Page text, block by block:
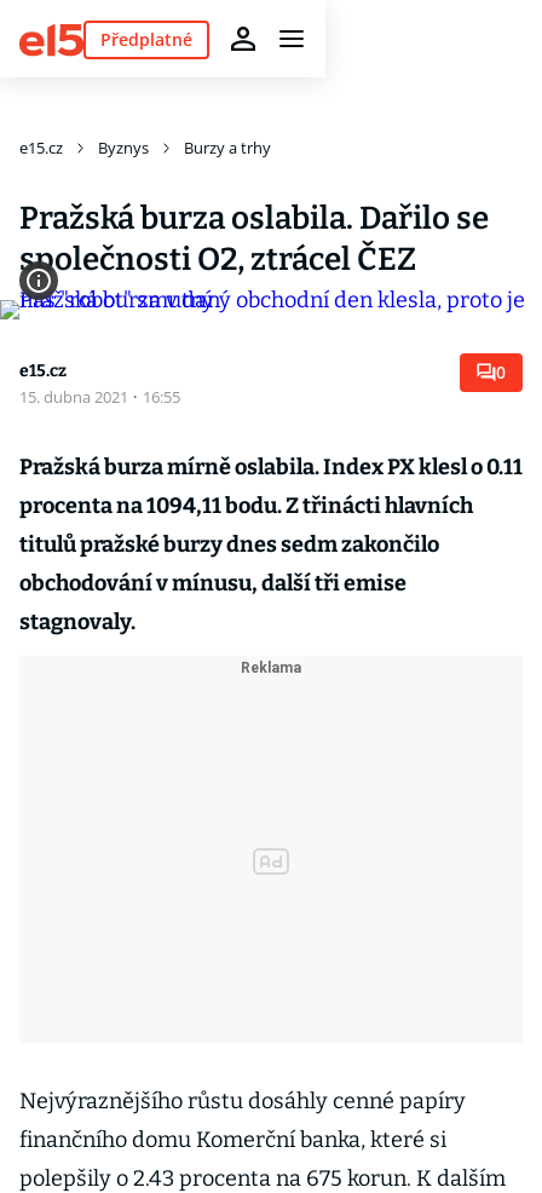
Předplatné
e15.cz Byznys Burzy a trhy
Pražská burza oslabila. Dařilo se
společnosti O2, ztrácel ČEZ
e15.cz
15. dubna 2021 · 16:55
0
Pražská burza mírně oslabila. Index PX klesl o 0.11
procenta na 1094,11 bodu. Z třinácti hlavních
titulů pražské burzy dnes sedm zakončilo
obchodování v mínusu, další tři emise
stagnovaly.
Nejvýraznějšího růstu dosáhly cenné papíry
finančního domu Komerční banka, které si
polepšily o 2.43 procenta na 675 korun. K dalším